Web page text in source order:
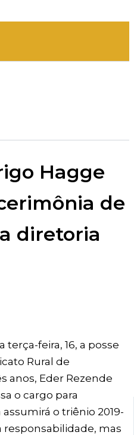
Hagge
de
diretoria
feira, 16, a posse
Rural de
anos, Eder Rezende
o cargo para
o triênio 2019-
responsabilidade, mas